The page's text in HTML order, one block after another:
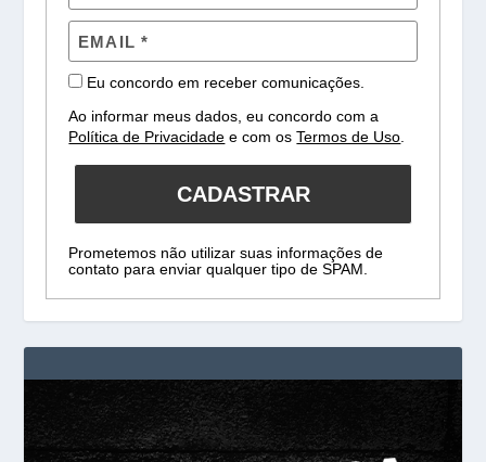
Eu concordo em receber comunicações.
Ao informar meus dados, eu concordo com a
Política de Privacidade e com osTermos de Uso
CADASTRAR
Prometemos não utilizar suas informações de
contato para enviar qualquer tipo de SPAM.